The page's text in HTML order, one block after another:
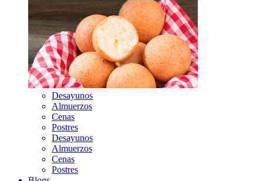
Desayunos
Almuerzos
Cenas
Postres
Desayunos
Almuerzos
Cenas
Postres